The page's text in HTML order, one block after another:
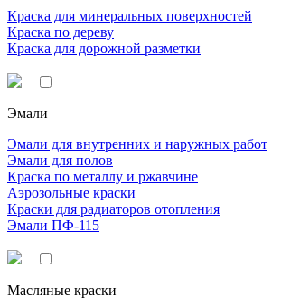
Краска для минеральных поверхностей
Краска по дереву
Краска для дорожной разметки
Эмали
Эмали для внутренних и наружных работ
Эмали для полов
Краска по металлу и ржавчине
Аэрозольные краски
Краски для радиаторов отопления
Эмали ПФ-115
Масляные краски